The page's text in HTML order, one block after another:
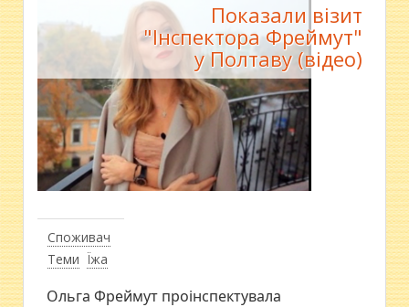
Споживач
Теми Їжа
Показали візит
"Інспектора Фреймут"
у Полтаву (відео)
Ольга Фреймут проінспектувала